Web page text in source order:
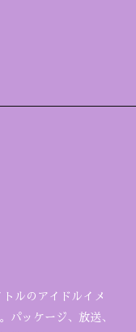
ルのアイドルイメ
パッケージ、放送、